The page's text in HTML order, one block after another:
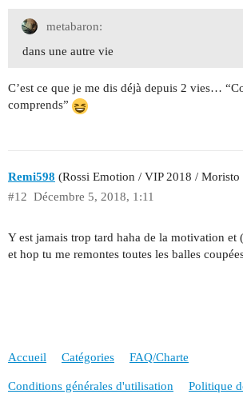
metabaron:
dans une autre vie
C’est ce que je me dis déjà depuis 2 vies…
comprends”
Remi598 (Rossi Emotion / VIP 2018 / Moristo
Décembre 5, 2018, 1:11
#12
Y est jamais trop tard haha de la motivation et
et hop tu me remontes toutes les balles
Accueil Catégories FAQ/Charte
Conditions générales d'utilisation Politique